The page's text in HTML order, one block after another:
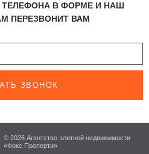
ТЕЛЕФОНА В ФОРМЕ И НАШ
ПЕРЕЗВОНИТ ВАМ
ЗВОНОК
© 2026 Агентство элитной недвижимости
«Фокс Проперти»